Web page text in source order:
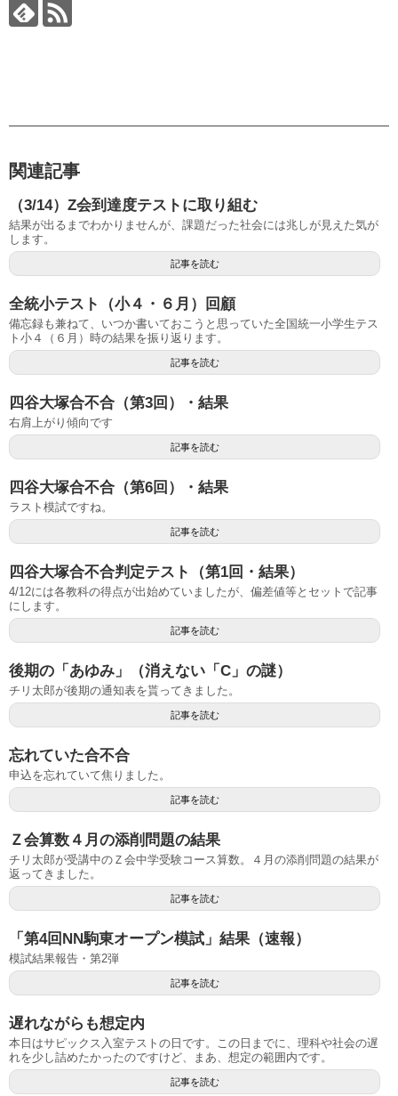
関連記事
（3/14）Z会到達度テストに取り組む
結果が出るまでわかりませんが、課題だった社会には兆しが見えた気が
します。
記事を読む
全統小テスト（小４・６月）回顧
備忘録も兼ねて、いつか書いておこうと思っていた全国統一小学生テス
ト小４（６月）時の結果を振り返ります。
記事を読む
四谷大塚合不合（第3回）・結果
右肩上がり傾向です
記事を読む
四谷大塚合不合（第6回）・結果
ラスト模試ですね。
記事を読む
四谷大塚合不合判定テスト（第1回・結果）
4/12には各教科の得点が出始めていましたが、偏差値等とセットで記事
にします。
記事を読む
後期の「あゆみ」（消えない「C」の謎）
チリ太郎が後期の通知表を貰ってきました。
記事を読む
忘れていた合不合
申込を忘れていて焦りました。
記事を読む
Ｚ会算数４月の添削問題の結果
チリ太郎が受講中のＺ会中学受験コース算数。４月の添削問題の結果が
返ってきました。
記事を読む
「第4回NN駒東オープン模試」結果（速報）
模試結果報告・第2弾
記事を読む
遅れながらも想定内
本日はサピックス入室テストの日です。この日までに、理科や社会の遅
れを少し詰めたかったのですけど、まあ、想定の範囲内です。
記事を読む